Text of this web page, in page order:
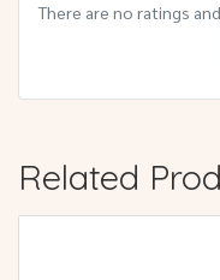
There are no ratings
Related